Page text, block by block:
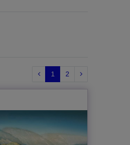
1 2